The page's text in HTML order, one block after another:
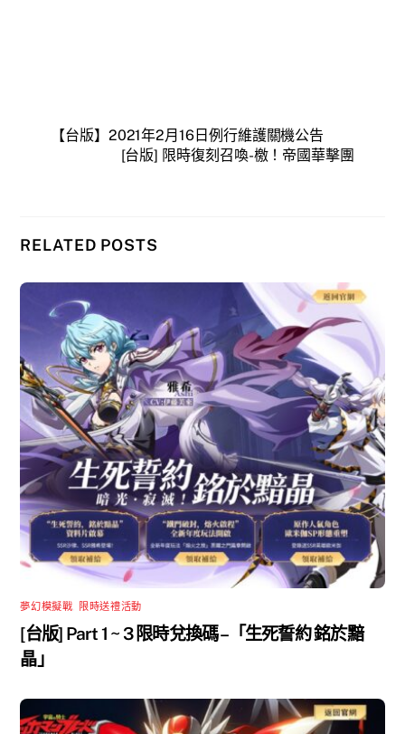
【台版】2021年2月16日例行維護關機公告
[台版] 限時復刻召喚-檄！帝國華擊團
RELATED POSTS
夢幻模擬戰 限時送禮活動
[台版] Part 1 ~ 3 限時兌換碼 –「生死誓約 銘於黯
晶」